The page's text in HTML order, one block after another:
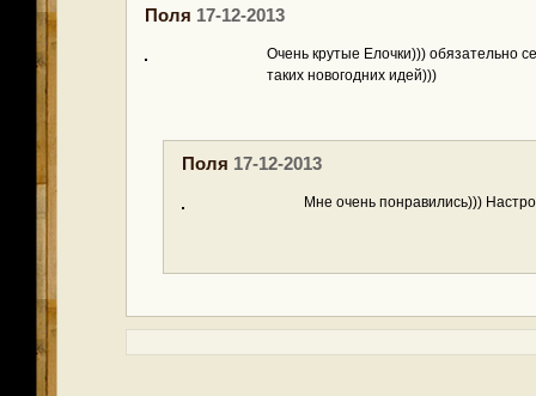
Поля 17-12-2013
Очень крутые Елочки))) обязательно
таких новогодних идей)))
Поля 17-12-2013
Мне очень понравились)))